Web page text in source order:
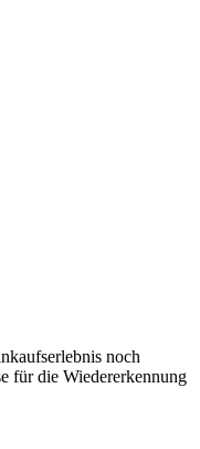
noch
für die Wiedererkennung